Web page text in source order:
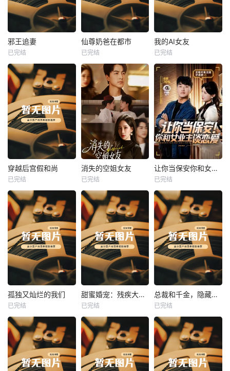
热播
邪王追妻
未知
邪王追妻
已完结
热播
未知
仙尊奶爸在都市
已完结
热播
我的AI女友
未知
我的AI女友
已完结
热播
未知
穿越后宫假和尚
已完结
热播
未知
消失的空姐女友
已完结
热播
未知
让你当保安你和女业主谈恋爱
已完结
热播
未知
孤独又灿烂的我们
已完结
热播
未知
甜蜜婚宠：残疾大佬夜夜撩
已完结
热播
未知
总裁和千金，隐藏身份闪婚了
已完结